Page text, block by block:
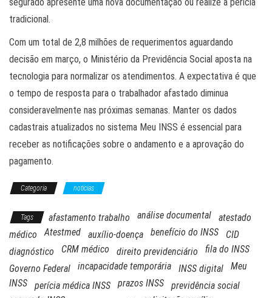
tradicional.
Com um total de 2,8 milhões de requerimentos aguardando
decisão em março, o Ministério da Previdência Social aposta na
tecnologia para normalizar os atendimentos. A expectativa é que
o tempo de resposta para o trabalhador afastado diminua
consideravelmente nas próximas semanas. Manter os dados
cadastrais atualizados no sistema Meu INSS é essencial para
receber as notificações sobre o andamento e a aprovação do
pagamento.
Categoria noticias
Tags afastamento trabalho análise documental
atestado
médico
Atestmed auxílio-doença benefício do INSS
CID
diagnóstico
CRM médico direito previdenciário
fila do INSS
Governo Federal
incapacidade temporária INSS digital
Meu
INSS
perícia médica INSS prazos INSS
previdência social